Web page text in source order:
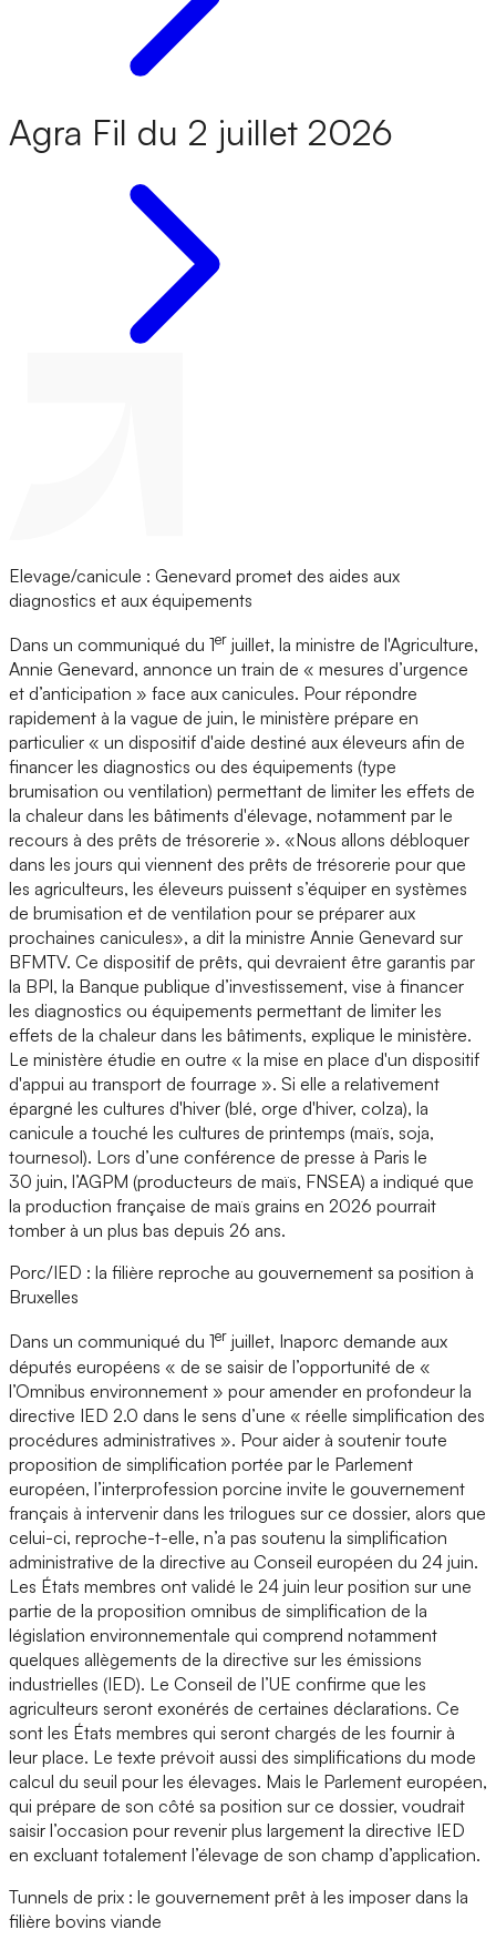
Agra Fil du 2 juillet 2026
Elevage/canicule : Genevard promet des aides aux
diagnostics et aux équipements
Dans un communiqué du 1er juillet, la ministre de l'Agriculture,
Annie Genevard, annonce un train de « mesures d’urgence
et d’anticipation » face aux canicules. Pour répondre
rapidement à la vague de juin, le ministère prépare en
particulier « un dispositif d'aide destiné aux éleveurs afin de
financer les diagnostics ou des équipements (type
brumisation ou ventilation) permettant de limiter les effets de
la chaleur dans les bâtiments d'élevage, notamment par le
recours à des prêts de trésorerie ». «Nous allons débloquer
dans les jours qui viennent des prêts de trésorerie pour que
les agriculteurs, les éleveurs puissent s’équiper en systèmes
de brumisation et de ventilation pour se préparer aux
prochaines canicules», a dit la ministre Annie Genevard sur
BFMTV. Ce dispositif de prêts, qui devraient être garantis par
la BPI, la Banque publique d’investissement, vise à financer
les diagnostics ou équipements permettant de limiter les
effets de la chaleur dans les bâtiments, explique le ministère.
Le ministère étudie en outre « la mise en place d'un dispositif
d'appui au transport de fourrage ». Si elle a relativement
épargné les cultures d'hiver (blé, orge d'hiver, colza), la
canicule a touché les cultures de printemps (maïs, soja,
tournesol). Lors d’une conférence de presse à Paris le
30 juin, l’AGPM (producteurs de maïs, FNSEA) a indiqué que
la production française de maïs grains en 2026 pourrait
tomber à un plus bas depuis 26 ans.
Porc/IED : la filière reproche au gouvernement sa position à
Bruxelles
Dans un communiqué du 1er juillet, Inaporc demande aux
députés européens « de se saisir de l’opportunité de «
l’Omnibus environnement » pour amender en profondeur la
directive IED 2.0 dans le sens d’une « réelle simplification des
procédures administratives ». Pour aider à soutenir toute
proposition de simplification portée par le Parlement
européen, l’interprofession porcine invite le gouvernement
français à intervenir dans les trilogues sur ce dossier, alors que
celui-ci, reproche-t-elle, n’a pas soutenu la simplification
administrative de la directive au Conseil européen du 24 juin.
Les États membres ont validé le 24 juin leur position sur une
partie de la proposition omnibus de simplification de la
législation environnementale qui comprend notamment
quelques allègements de la directive sur les émissions
industrielles (IED). Le Conseil de l’UE confirme que les
agriculteurs seront exonérés de certaines déclarations. Ce
sont les États membres qui seront chargés de les fournir à
leur place. Le texte prévoit aussi des simplifications du mode
calcul du seuil pour les élevages. Mais le Parlement européen,
qui prépare de son côté sa position sur ce dossier, voudrait
saisir l’occasion pour revenir plus largement la directive IED
en excluant totalement l’élevage de son champ d’application.
Tunnels de prix : le gouvernement prêt à les imposer dans la
filière bovins viande